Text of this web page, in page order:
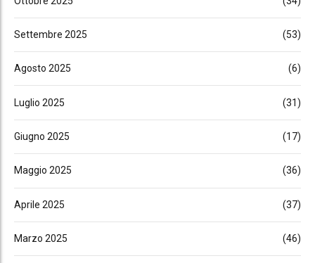
Settembre 2025 (53)
Agosto 2025 (6)
Luglio 2025 (31)
Giugno 2025 (17)
Maggio 2025 (36)
Aprile 2025 (37)
Marzo 2025 (46)